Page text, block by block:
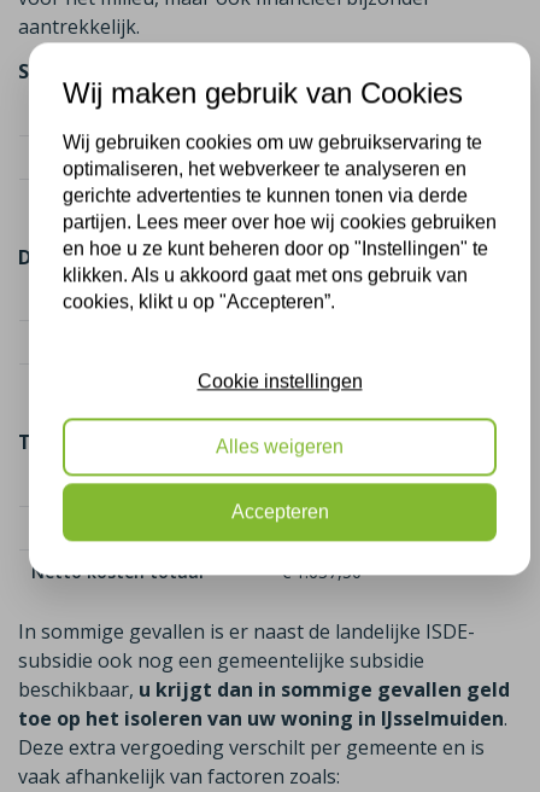
aantrekkelijk.
Spouwmuurisolatie (75 m²)
Kostenindicatie
Subsidie (2 maatregelen)
€ 787,50
Netto kosten
€ 1.012,50
Dakisolatie (50 m²)
Kostenindicatie
€ 2.250
€ 625,00
Totaal
Totaal kosten
€ 4.050
Totaal subsidie
Netto kosten totaal
€ 1.637,50
In sommige gevallen is er naast de landelijke ISDE-
subsidie ook nog een gemeentelijke subsidie
beschikbaar, u krijgt dan in sommige gevallen geld
toe op het isoleren van uw woning in IJsselmuiden.
Deze extra vergoeding verschilt per gemeente en is
vaak afhankelijk van factoren zoals:
Wij maken gebruik van Cookies
Wij gebruiken cookies om uw gebruikservaring te
optimaliseren, het webverkeer te analyseren en
gerichte advertenties te kunnen tonen via derde
partijen. Lees meer over hoe wij cookies gebruiken
en hoe u ze kunt beheren door op "Instellingen" te
klikken. Als u akkoord gaat met ons gebruik van
cookies, klikt u op "Accepteren”.
Cookie instellingen
Alles weigeren
Accepteren